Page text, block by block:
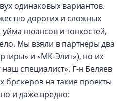
одинаковых вариантов.
дорогих и сложных
нюансов и тонкостей,
Мы взяли в партнеры два
и «МК-Элит»), но их
специалист». Г‑н Беляев
брокеров на такие проекты
и даже вредно: